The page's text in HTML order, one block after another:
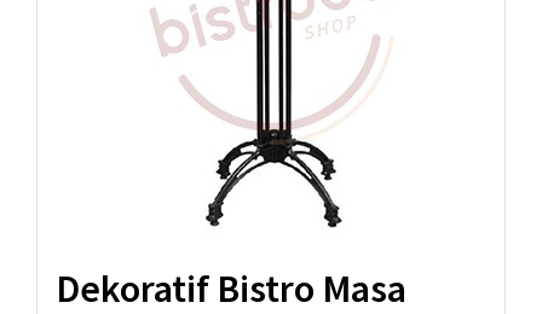
Dekoratif Bistro Masa